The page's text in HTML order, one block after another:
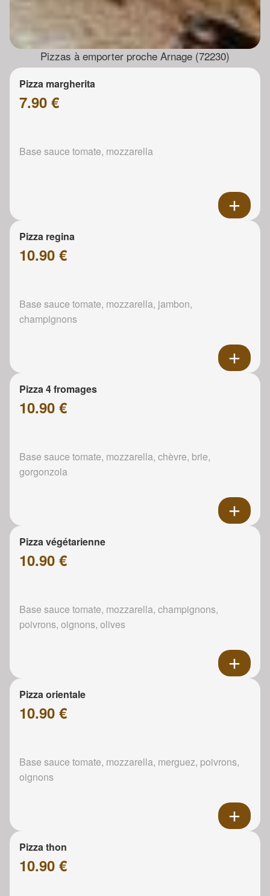
Pizzas à emporter proche Arnage (72230)
Pizza margherita
7.90 €
Base sauce tomate, mozzarella
Pizza regina
10.90 €
Base sauce tomate, mozzarella, jambon,
champignons
Pizza 4 fromages
10.90 €
Base sauce tomate, mozzarella, chèvre, brie,
gorgonzola
Pizza végétarienne
10.90 €
Base sauce tomate, mozzarella, champignons,
poivrons, oignons, olives
Pizza orientale
10.90 €
Base sauce tomate, mozzarella, merguez, poivrons,
oignons
Pizza thon
10.90 €